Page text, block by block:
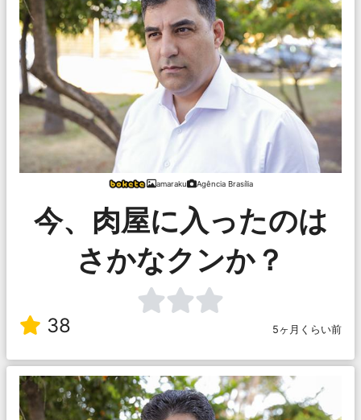
amaraku Agência Brasília
今、肉屋に入ったのは
さかなクンか？
38 5ヶ月くらい前